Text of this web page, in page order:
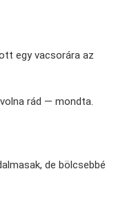
egy vacsorára az
rád — mondta.
de bölcsebbé